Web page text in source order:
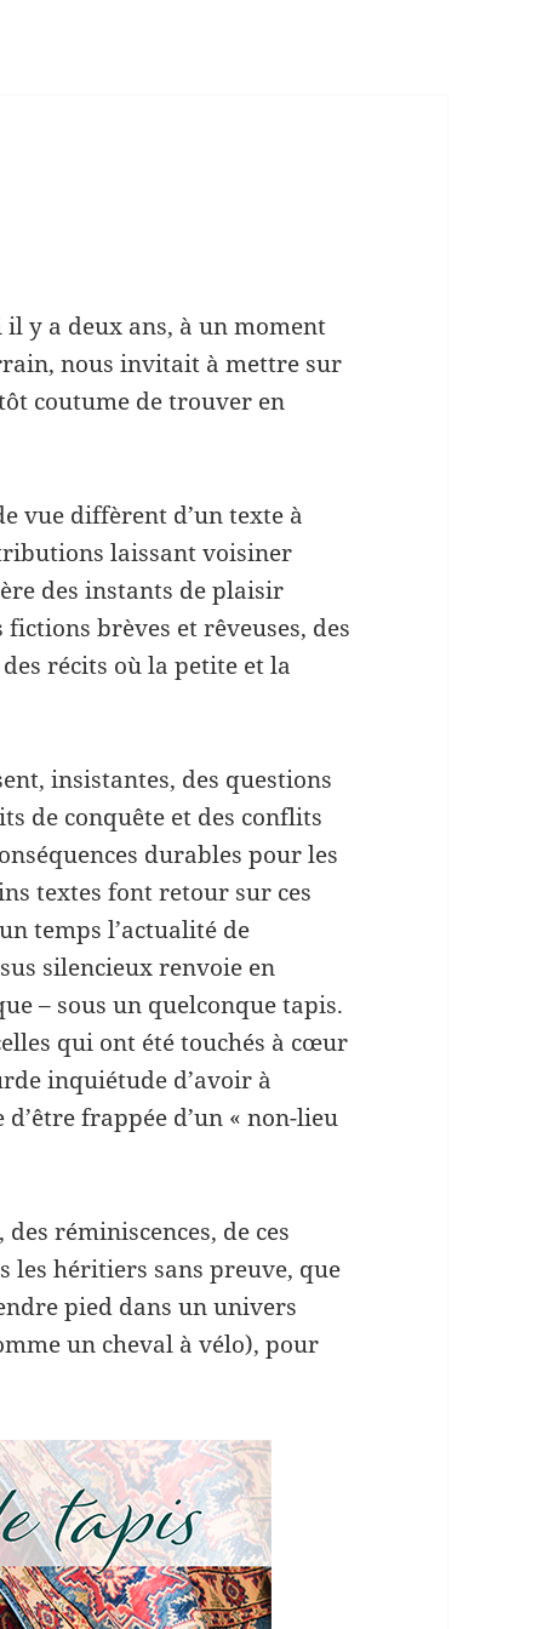
y a deux ans, à un moment
nous invitait à mettre sur
coutume de trouver en
vue diffèrent d’un texte à
laissant voisiner
des instants de plaisir
brèves et rêveuses, des
récits où la petite et la
insistantes, des questions
de conquête et des conflits
durables pour les
textes font retour sur ces
temps l’actualité de
silencieux renvoie en
– sous un quelconque tapis.
qui ont été touchés à cœur
inquiétude d’avoir à
frappée d’un « non-lieu
réminiscences, de ces
les héritiers sans preuve, que
pied dans un univers
un cheval à vélo), pour